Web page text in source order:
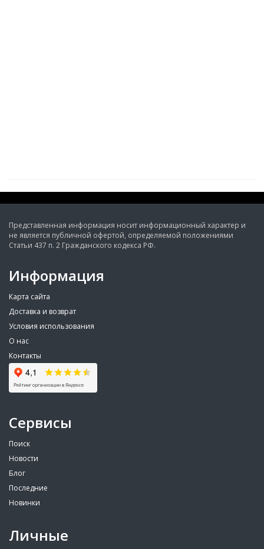
Представленная информация носит информационный характер и
не является публичной офертой, определяемой положениями
Статьи 437 п. 2 Гражданского кодекса РФ.
Информация
Карта сайта
Доставка и возврат
Условия использования
О нас
Контакты
Сервисы
Поиск
Новости
Блог
Последние
Новинки
Личные